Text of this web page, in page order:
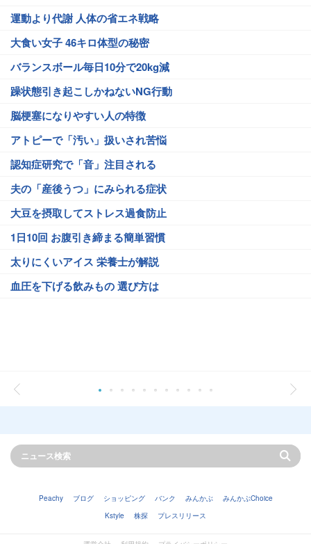
運動より代謝 人体の省エネ戦略
大食い女子 46キロ体型の秘密
バランスボール毎日10分で20kg減
躁状態引き起こしかねないNG行動
脳梗塞になりやすい人の特徴
アトピーで「汚い」扱いされ苦悩
認知症研究で「音」注目される
夫の「産後うつ」にみられる症状
大豆を摂取してストレス過食防止
1日10回 お腹引き締まる簡単習慣
太りにくいアイス 栄養士が解説
血圧を下げる飲みもの 選び方は
Peachy ブログ ショッピング バンク みんかぶ
みんかぶChoice
Kstyle
株探 プレスリリース